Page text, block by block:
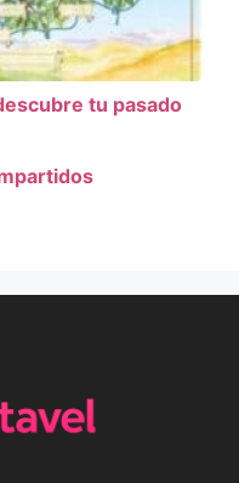
tu pasado